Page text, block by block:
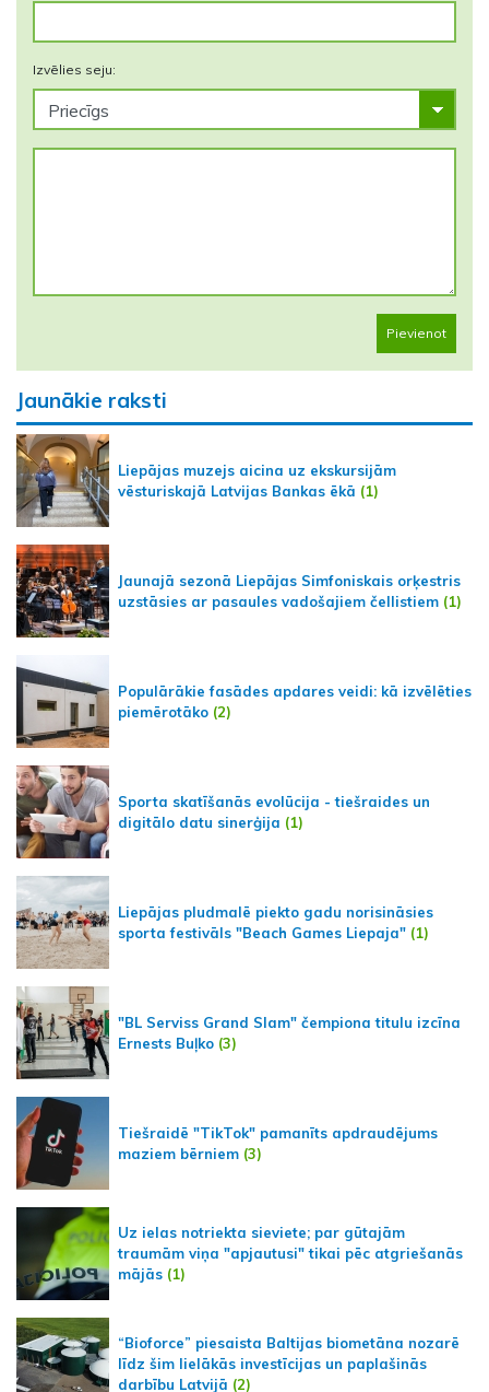
Izvēlies seju:
Pievienot
Jaunākie raksti
Liepājas muzejs aicina uz ekskursijām
vēsturiskajā Latvijas Bankas ēkā (1)
Jaunajā sezonā Liepājas Simfoniskais orķestris
uzstāsies ar pasaules vadošajiem čellistiem (1)
Populārākie fasādes apdares veidi: kā izvēlēties
piemērotāko (2)
Sporta skatīšanās evolūcija - tiešraides un
digitālo datu sinerģija (1)
Liepājas pludmalē piekto gadu norisināsies
sporta festivāls "Beach Games Liepaja" (1)
"BL Serviss Grand Slam" čempiona titulu izcīna
Ernests Buļko (3)
Tiešraidē "TikTok" pamanīts apdraudējums
maziem bērniem (3)
Uz ielas notriekta sieviete; par gūtajām
traumām viņa "apjautusi" tikai pēc atgriešanās
mājās (1)
“Bioforce” piesaista Baltijas biometāna nozarē
līdz šim lielākās investīcijas un paplašinās
darbību Latvijā (2)